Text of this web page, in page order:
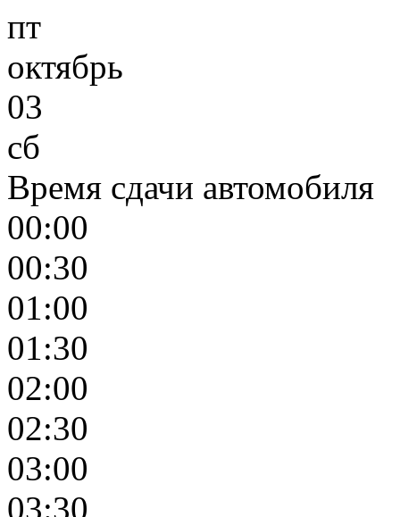
пт
октябрь
03
сб
Время сдачи автомобиля
00:00
00:30
01:00
01:30
02:00
02:30
03:00
03:30